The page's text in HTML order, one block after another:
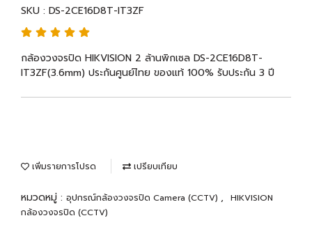
SKU : DS-2CE16D8T-IT3ZF
กล้องวงจรปิด HIKVISION 2 ล้านพิกเซล DS-2CE16D8T-
IT3ZF(3.6mm) ประกันศูนย์ไทย ของแท้ 100% รับประกัน 3 ปี
เพิ่มรายการโปรด เปรียบเทียบ
หมวดหมู่ : อุปกรณ์กล้องวงจรปิด Camera (CCTV) ,
HIKVISION
กล้องวงจรปิด (CCTV)